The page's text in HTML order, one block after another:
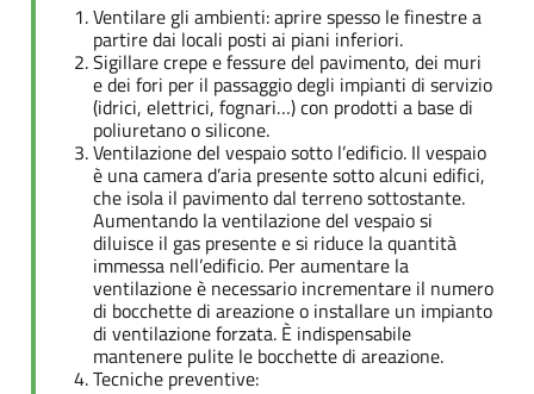
Ventilare gli ambienti: aprire spesso le finestre a
partire dai locali posti ai piani inferiori.
Sigillare crepe e fessure del pavimento, dei muri
e dei fori per il passaggio degli impianti di servizio
(idrici, elettrici, fognari…) con prodotti a base di
poliuretano o silicone.
Ventilazione del vespaio sotto l’edificio. Il vespaio
è una camera d’aria presente sotto alcuni edifici,
che isola il pavimento dal terreno sottostante.
Aumentando la ventilazione del vespaio si
diluisce il gas presente e si riduce la quantità
immessa nell’edificio. Per aumentare la
ventilazione è necessario incrementare il numero
di bocchette di areazione o installare un impianto
di ventilazione forzata. È indispensabile
mantenere pulite le bocchette di areazione.
Tecniche preventive: